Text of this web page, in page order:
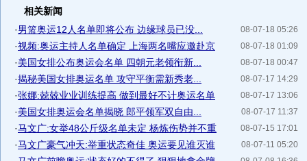
相关新闻
08-07-18 05:26
·男篮奥运12人名单即将公布 边缘球员已没...
08-07-18 01:09
·视频:奥运主持人名单确定 上海两名嘴应邀赴京
08-07-18 00:47
·美国女排公布奥运会名单 四朝元老领衔新...
08-07-17 14:29
·揭秘美国女排奥运名单 攻守平衡需新秀老...
08-07-17 13:06
·张娜:兢兢业业训练提高 做到最好不计奥运名单
08-07-17 11:37
·美国女排奥运会名单揭晓 郎平领军双自由...
08-07-15 17:01
·马文广:女举48公斤级名单未定 杨炼伤势并不重
08-07-11 05:20
·马文广豪气冲天:举重状态奇佳 奥运要见谁灭谁